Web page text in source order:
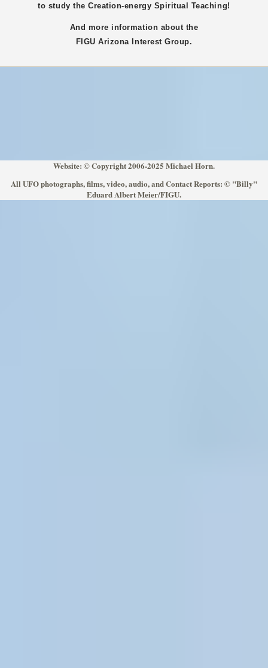
to study the Creation-energy Spiritual Teaching!
And more information about the
FIGUArizona Interest Group.
Website: © Copyright 2006-2025 Michael Horn.
All UFO photographs, films, video, audio, and Contact Reports: © "Billy"
Eduard Albert Meier/FIGU.